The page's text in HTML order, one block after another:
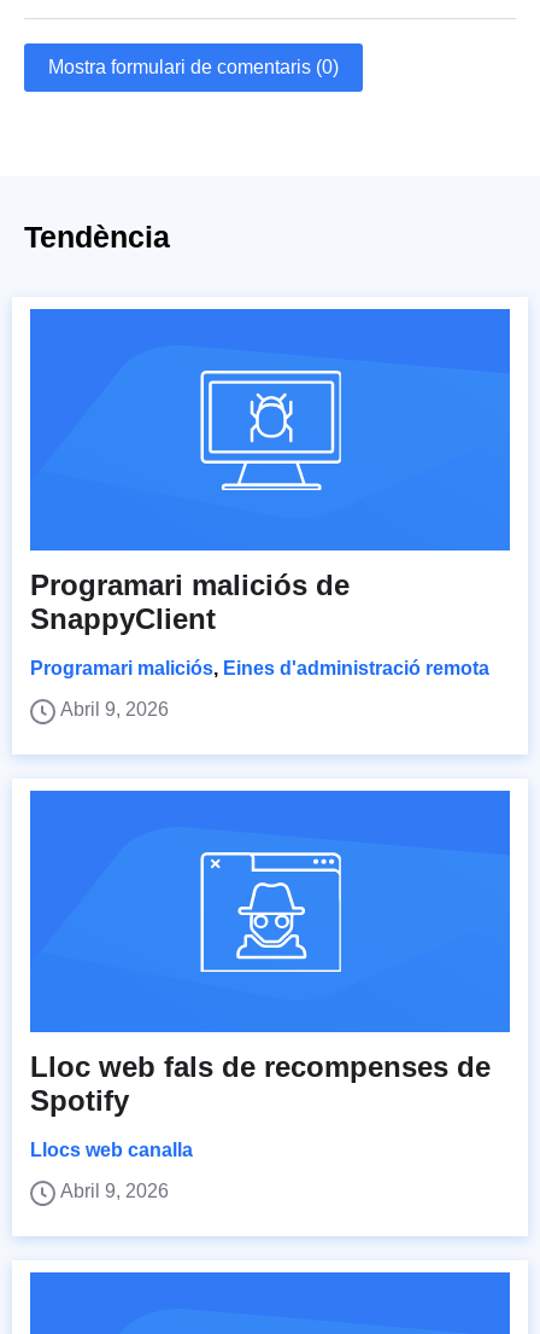
Mostra formulari de comentaris (0)
Tendència
Programari maliciós de
SnappyClient
Programari maliciós, Eines d'administració remota
Abril 9, 2026
Lloc web fals de recompenses de
Spotify
Llocs web canalla
Abril 9, 2026